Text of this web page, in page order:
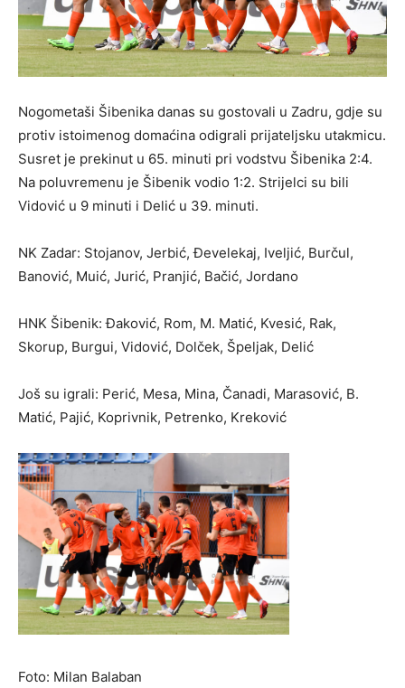
Nogometaši Šibenika danas su gostovali u Zadru, gdje su
protiv istoimenog domaćina odigrali prijateljsku utakmicu.
Susret je prekinut u 65. minuti pri vodstvu Šibenika 2:4.
Na poluvremenu je Šibenik vodio 1:2. Strijelci su bili
Vidović u 9 minuti i Delić u 39. minuti.
NK Zadar: Stojanov, Jerbić, Đevelekaj, Iveljić, Burčul,
Banović, Muić, Jurić, Pranjić, Bačić, Jordano
HNK Šibenik: Đaković, Rom, M. Matić, Kvesić, Rak,
Skorup, Burgui, Vidović, Dolček, Špeljak, Delić
Još su igrali: Perić, Mesa, Mina, Čanadi, Marasović, B.
Matić, Pajić, Koprivnik, Petrenko, Kreković
Foto: Milan Balaban